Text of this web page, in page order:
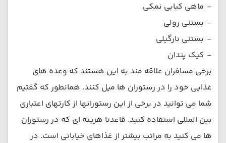
- ماهی کبابی نمکی
- بستنی رولی
- بستنی نارگیلی
- کیک پندان
برخی مسافران علاقه مند به این هستند که وعده های
غذایی خود را در رستوران ها میل کنند. همانطور که گفتیم
شما می توانید در برخی از این رستورانها از کارتهای اعتباری
بین المللی استفاده کنید. قاعدتا هزینه ای که در رستوران
ها می کنید به مراتب بیشتر از غذاهای خیابانی است. در